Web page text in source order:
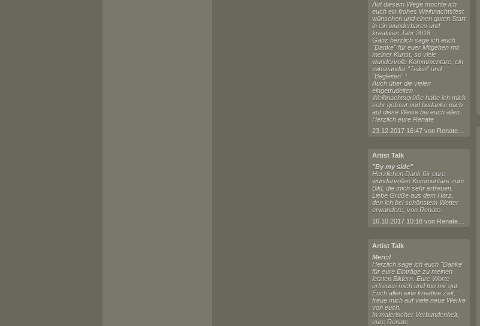
Auf diesem Wege möchte ich
euch ein frohes Weihnachtsfest
wünschen und einen guten Start
in ein wunderbares und
kreatives Jahr 2018.
Ganz herzlich sage ich euch
"Danke" für euer Mitgehen mit
meiner Kunst, so viele
wundervolle Kommmentare, ein
miteinander "Teilen" und
"Begleiten" !
Auch über die vielen
eingetrudelten
Weihnachtsgrüße habe ich mich
sehr gefreut und bedanke mich
auf diese Weise bei euch allen.
Herzlich eure Renate
Artist Talk
"By my side"
Herzlichen Dank für eure
wundervollen Kommentare zum
Bild, die mich sehr erfreuen.
Liebe Grüße aus dem Harz,
den ich bei schönstem Wetter
erwandere, von Renate.
Artist Talk
Merci!
Herzlich sage ich euch "Danke"
für eure Einträge zu meinen
letzten Bildern. Eure Worte
erfreuen mich und tun mir gut.
Euch allen eine kreative Zeit,
freue mich auf viele neue Werke
von euch.
In malerischer Verbundenheit,
eure Renate